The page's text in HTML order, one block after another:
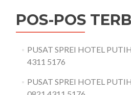
POS-POS
PUSAT SPREI HOTEL
4311 5176
PUSAT SPREI HOTEL